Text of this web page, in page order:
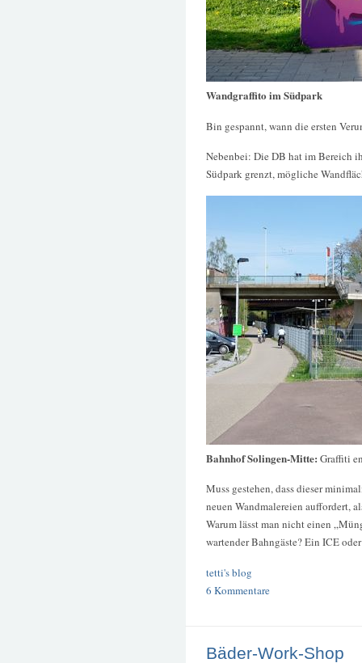
Wandgraffito im Südpark
Bin gespannt, wann die ersten
Nebenbei: Die DB hat im Bereich
Südpark grenzt, mögliche
Bahnhof Solingen-Mitte: Graffiti
Muss gestehen, dass dieser
neuen Wandmalereien auffordert,
Warum lässt man nicht einen
wartender Bahngäste? Ein ICE
tetti's blog
6 Kommentare
Bäder-Work-Shop